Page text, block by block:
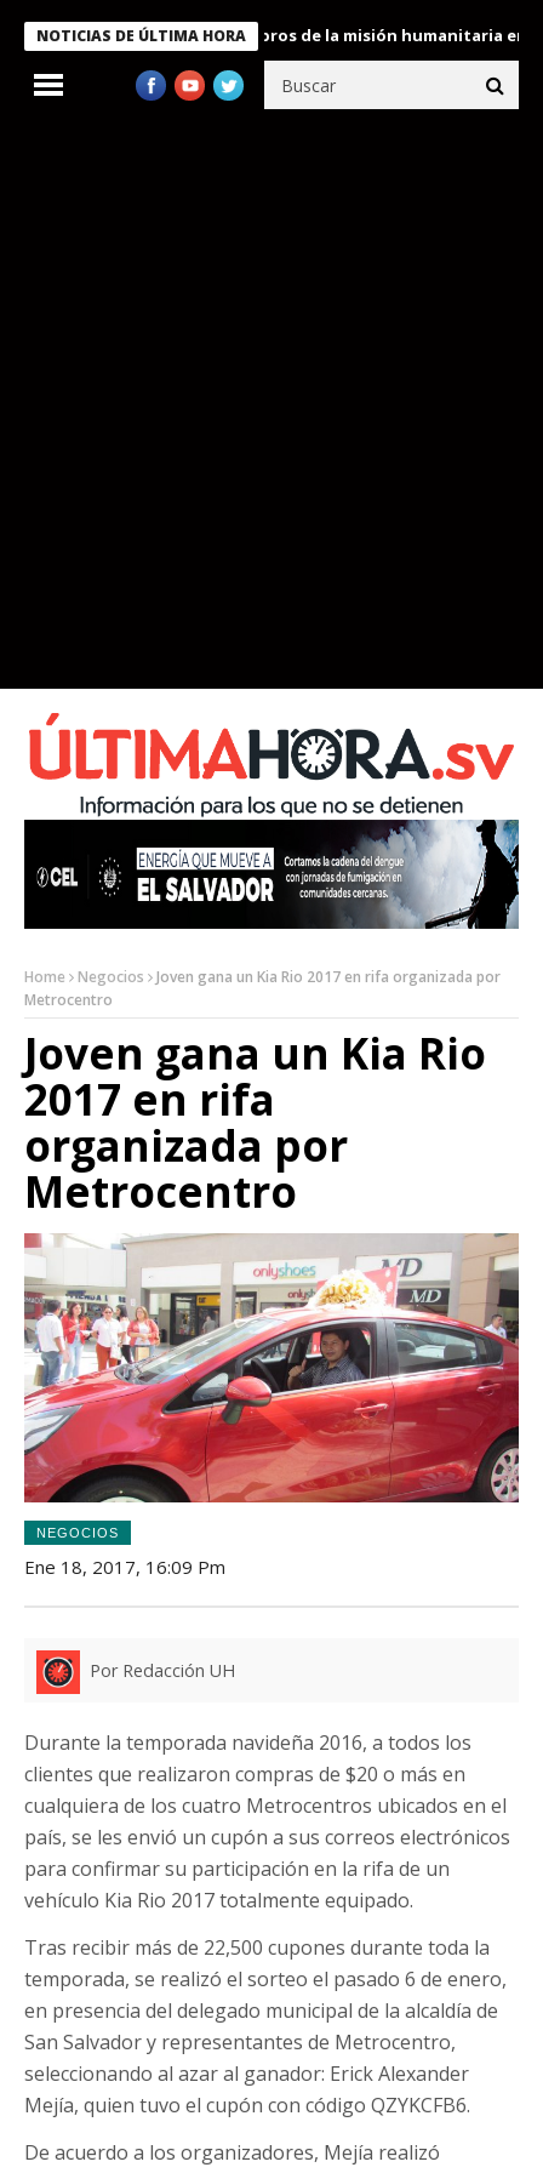
NOTICIAS DE ÚLTIMA HORA
Bukele condecora a miembros de la misión humanitaria enviada
Home Negocios
Joven gana un Kia Rio 2017 en rifa organizada por
Metrocentro
Joven gana un Kia Rio
2017 en rifa
organizada por
Metrocentro
NEGOCIOS
Ene 18, 2017, 16:09 Pm
Por Redacción UH
Durante la temporada navideña 2016, a todos los
clientes que realizaron compras de $20 o más en
cualquiera de los cuatro Metrocentros ubicados en el
país, se les envió un cupón a sus correos electrónicos
para confirmar su participación en la rifa de un
vehículo Kia Rio 2017 totalmente equipado.
Tras recibir más de 22,500 cupones durante toda la
temporada, se realizó el sorteo el pasado 6 de enero,
en presencia del delegado municipal de la alcaldía de
San Salvador y representantes de Metrocentro,
seleccionando al azar al ganador: Erick Alexander
Mejía, quien tuvo el cupón con código QZYKCFB6.
De acuerdo a los organizadores, Mejía realizó